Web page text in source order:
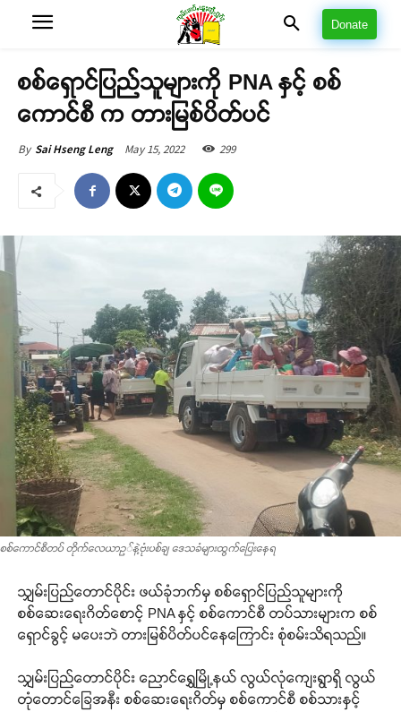
Donate
စစ်ရှောင်ပြည်သူများကို PNA နှင့် စစ်
ကောင်စီ က တားမြစ်ပိတ်ပင်
By Sai Hseng Leng May 15, 2022 299
စစ်ကောင်စီတပ် တိုက်လေယာဥ်နဲ့ဗုံးပစ်ချ ဒေသခံများထွက်ပြေးနေရ
သျှမ်းပြည်တောင်ပိုင်း ဖယ်ခုံဘက်မှ စစ်ရှောင်ပြည်သူများကို
စစ်ဆေးရေးဂိတ်စောင့် PNA နှင့် စစ်ကောင်စီ တပ်သားများက စစ်
ရှောင်ခွင့် မပေးဘဲ တားမြစ်ပိတ်ပင်နေကြောင်း စုံစမ်းသိရသည်။
သျှမ်းပြည်တောင်ပိုင်း ညောင်ရွှေမြို့နယ် လွယ်လုံကျေးရွာရှိ လွယ်
တုံတောင်ခြေအနီး စစ်ဆေးရေးဂိတ်မှ စစ်ကောင်စီ စစ်သားနှင့်